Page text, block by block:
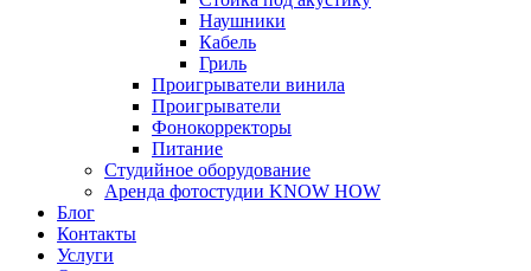
Наушники
Кабель
Гриль
Проигрыватели винила
Проигрыватели
Фонокорректоры
Питание
Студийное оборудование
Аренда фотостудии KNOW HOW
Блог
Контакты
Услуги